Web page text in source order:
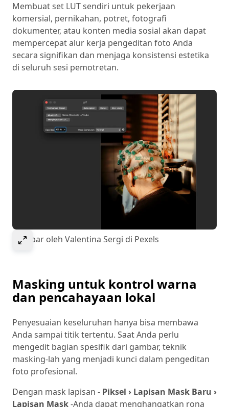
Membuat set LUT sendiri untuk pekerjaan
komersial, pernikahan, potret, fotografi
dokumenter, atau konten media sosial akan dapat
mempercepat alur kerja pengeditan foto Anda
secara signifikan dan menjaga konsistensi estetika
di seluruh sesi pemotretan.
Select to expand image
Gambar oleh Valentina Sergi di Pexels
Masking untuk kontrol warna
dan pencahayaan lokal
Penyesuaian keseluruhan hanya bisa membawa
Anda sampai titik tertentu. Saat Anda perlu
mengedit bagian spesifik dari gambar, teknik
masking-lah yang menjadi kunci dalam pengeditan
foto profesional.
Dengan mask lapisan - Piksel › Lapisan Mask Baru ›
Lapisan Mask-Anda dapat menghangatkan rona